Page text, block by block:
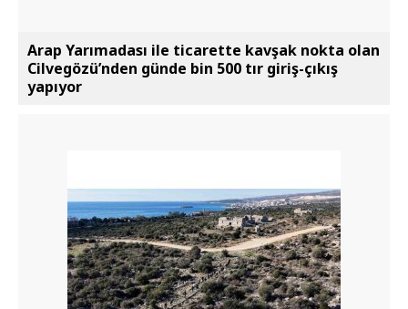
Arap Yarımadası ile ticarette kavşak nokta olan
Cilvegözü’nden günde bin 500 tır giriş-çıkış
yapıyor